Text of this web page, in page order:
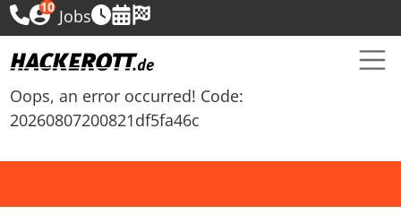
10 Jobs
Oops, an error occurred! Code:
20260807200821df5fa46c